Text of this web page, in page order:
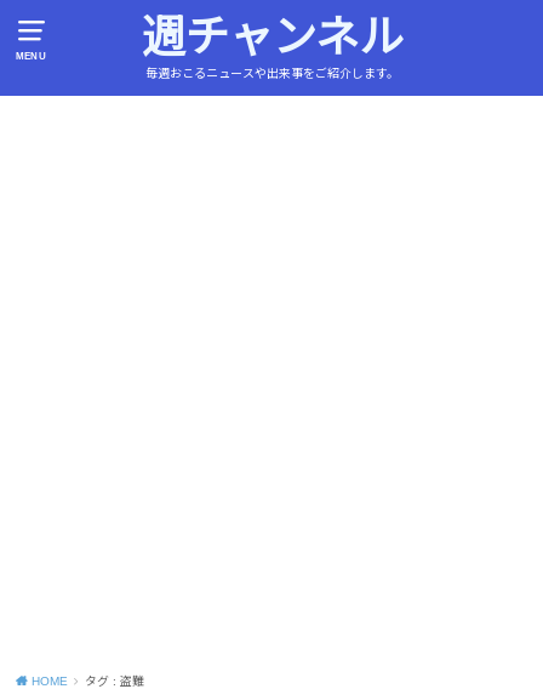
MENU 週チャンネル
毎週おこるニュースや出来事をご紹介します。
HOME タグ : 盗難